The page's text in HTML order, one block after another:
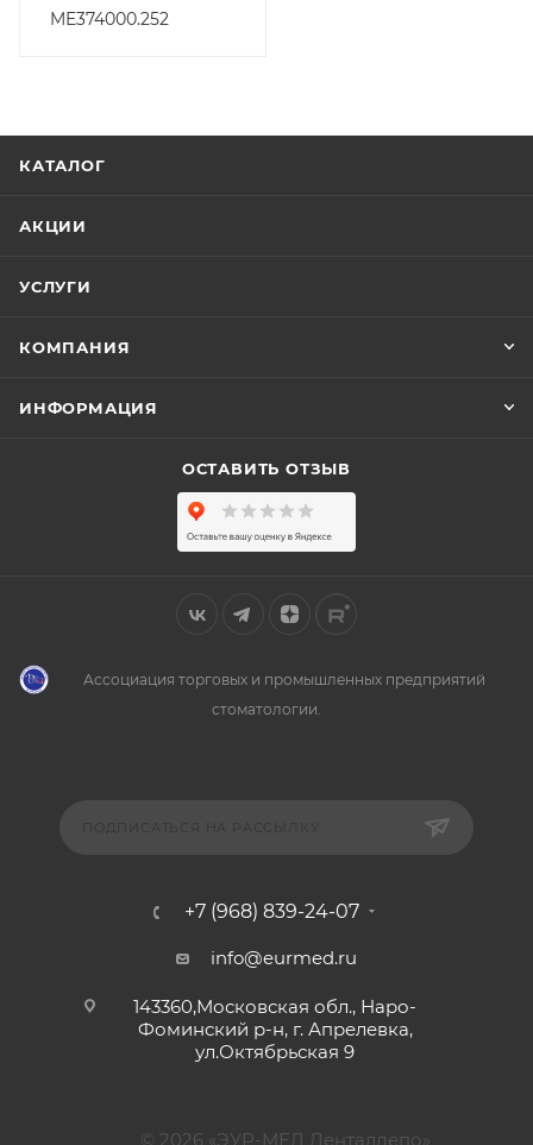
ME374000.252
КАТАЛОГ
АКЦИИ
УСЛУГИ
КОМПАНИЯ
ИНФОРМАЦИЯ
ОСТАВИТЬ ОТЗЫВ
Ассоциация торговых и промышленных предприятий
стоматологии.
+7 (968) 839-24-07
info@eurmed.ru
143360,Московская обл., Наро-
Фоминский р-н, г. Апрелевка,
ул.Октябрьская 9
© 2026 «ЭУР-МЕД Денталдепо»